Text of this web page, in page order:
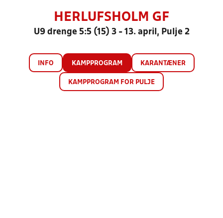
HERLUFSHOLM GF
U9 drenge 5:5 (15) 3 - 13. april, Pulje 2
INFO KAMPPROGRAM KARANTÆNER
KAMPPROGRAM FOR PULJE